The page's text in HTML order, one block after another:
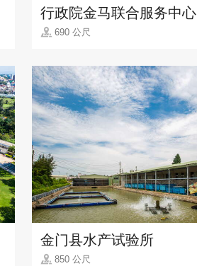
行政院金马联合服务中心
690 公尺
金门县水产试验所
850 公尺